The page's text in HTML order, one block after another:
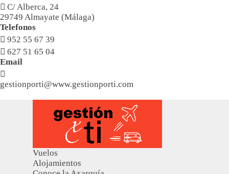
 C/ Alberca, 24
29749 Almayate (Málaga)
Telefonos
 952 55 67 39
 627 51 65 04
Email

gestionporti@www.gestionporti.com
Vuelos
Alojamientos